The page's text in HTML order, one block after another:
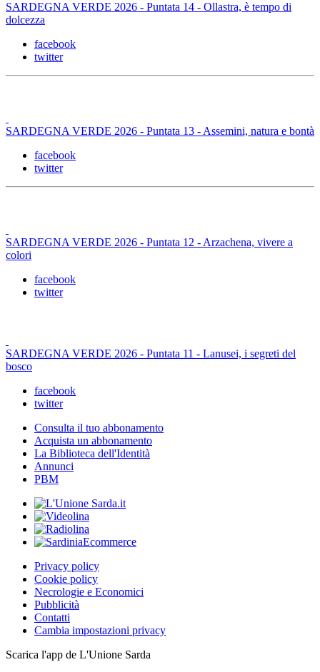
SARDEGNA VERDE 2026 - Puntata 14 - Ollastra, è tempo di
dolcezza
facebook
twitter
SARDEGNA VERDE 2026 - Puntata 13 - Assemini, natura e bontà
facebook
twitter
SARDEGNA VERDE 2026 - Puntata 12 - Arzachena, vivere a
colori
facebook
twitter
SARDEGNA VERDE 2026 - Puntata 11 - Lanusei, i segreti del
bosco
facebook
twitter
Consulta il tuo abbonamento
Acquista un abbonamento
La Biblioteca dell'Identità
Annunci
PBM
Privacy policy
Cookie policy
Necrologie e Economici
Pubblicità
Contatti
Cambia impostazioni privacy
Scarica l'app de L'Unione Sarda